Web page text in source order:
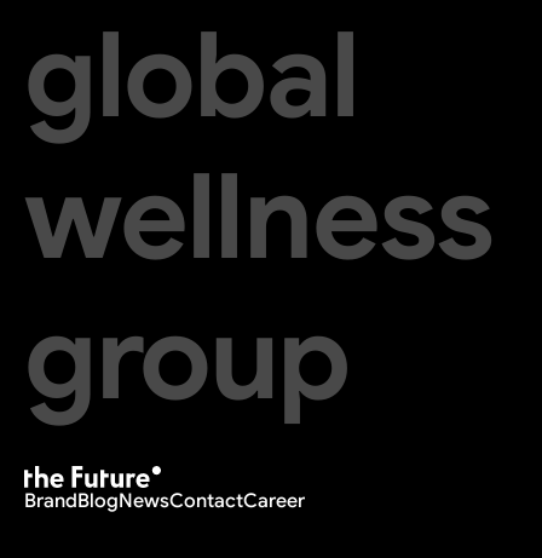
global
wellness
group
BrandBlogNewsContactCareer